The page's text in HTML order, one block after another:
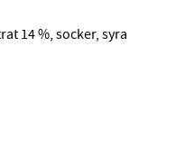
14 %, socker, syra